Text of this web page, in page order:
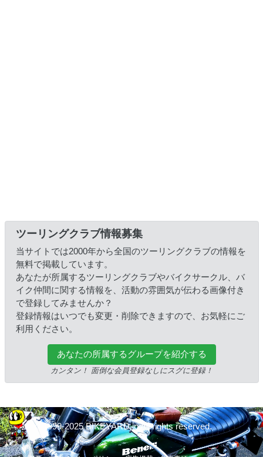
ツーリングクラブ情報募集
当サイトでは2000年から全国のツーリングクラブの情報を
無料で掲載しています。
あなたが所属するツーリングクラブやバイクサークル、バ
イク仲間に関する情報を、活動の雰囲気が伝わる画像付き
で登録してみませんか？
登録情報はいつでも変更・削除できますので、お気軽にご
利用ください。
あなたの所属するグループを紹介する
カンタン！ 面倒な会員登録なしにスグに登録！
© 1999-2025 BIKEYARD.jp All rights reserved.